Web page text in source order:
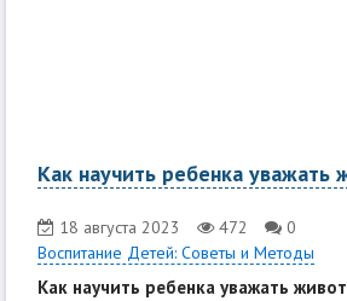
Как научить ребенка уважать
18 августа 2023 472
0
Воспитание Детей: Советы и Методы
Как научить ребенка уважать